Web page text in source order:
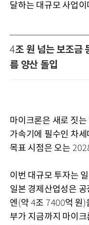
달하는 대규모 사업이
4조 원 넘는 보조금
름 양산 돌입
마이크론은 새로 짓
가속기에 필수인 차세
목표 시점은 오는
이번 대규모 투자는
일본 경제산업성은
엔 (약 4조 7400억 원)
부가 지금까지 마이